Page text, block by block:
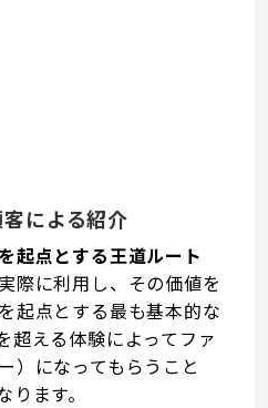
による紹介
起点とする王道ルート
際に利用し、その価値を
起点とする最も基本的な
超える体験によってファ
）になってもらうこと
ます。